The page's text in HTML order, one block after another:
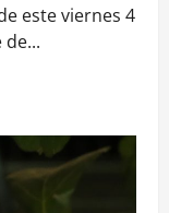
este viernes 4